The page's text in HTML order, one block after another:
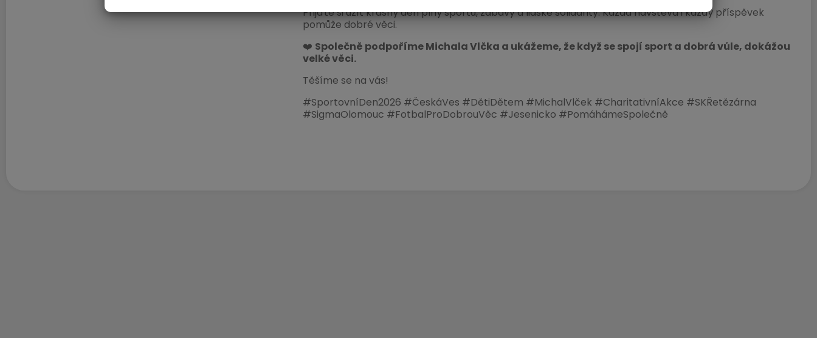
Přijďte si užít krásný den plný sportu, zábavy a lidské solidarity. Každá návštěva i každý příspěvek
pomůže dobré věci.
❤️ Společně podpoříme Michala Vlčka a ukážeme, že když se spojí sport a dobrá vůle, dokážou
velké věci.
Těšíme se na vás!
#SportovníDen2026 #ČeskáVes #DětiDětem #MichalVlček #CharitativníAkce #SKŘetězárna
#SigmaOlomouc #FotbalProDobrouVěc #Jesenicko #PomáhámeSpolečně